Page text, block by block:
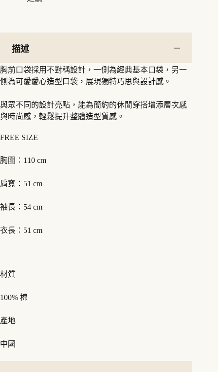
套
外
套
女
春
秋
套
量
描述
胸前口袋採用不對稱設計，一側為經典基本口袋，另一
側為可愛愛心造型口袋，展現獨特巧思與設計感。
與眾不同的設計亮點，能為簡約的休閒穿搭增添層次感
與時尚感，輕鬆提升整體造型質感。
FREE SIZE
胸圍：110 cm
肩寬：51 cm
袖長：54 cm
衣長：51 cm
材質
100% 棉
產地
中國